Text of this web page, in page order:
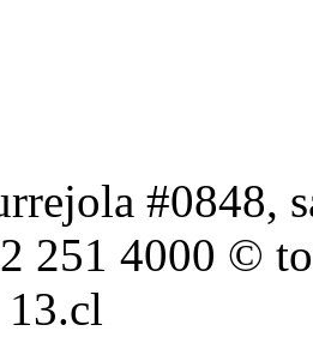
#0848,
251 4000 ©
13.cl